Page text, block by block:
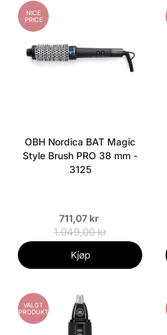
NICE
PRICE
OBH Nordica BAT Magic
Style Brush PRO 38 mm -
3125
711,07 kr
1.049,00 kr
Kjøp
VALGT
PRODUKT